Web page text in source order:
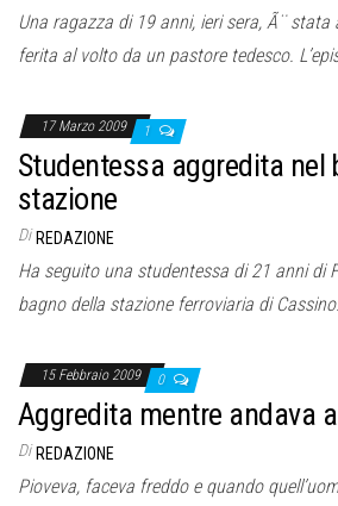
Una ragazza di 19 anni, ieri sera, Ã¨
ferita al volto da un pastore tedesco.
17 Marzo 2009 1
Studentessa aggredita nel
stazione
Di REDAZIONE
Ha seguito una studentessa di 21 anni di
bagno della stazione ferroviaria di
15 Febbraio 2009 0
Aggredita mentre andava
Di REDAZIONE
Pioveva, faceva freddo e quando